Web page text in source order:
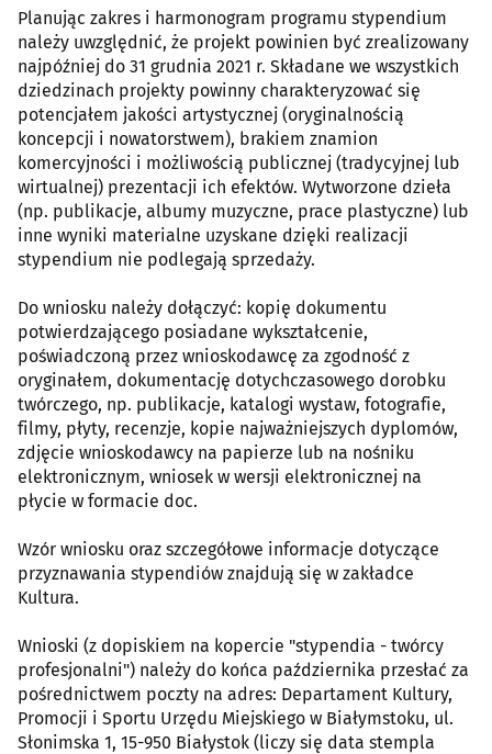
Planując zakres i harmonogram programu stypendium
należy uwzględnić, że projekt powinien być zrealizowany
najpóźniej do 31 grudnia 2021 r. Składane we wszystkich
dziedzinach projekty powinny charakteryzować się
potencjałem jakości artystycznej (oryginalnością
koncepcji i nowatorstwem), brakiem znamion
komercyjności i możliwością publicznej (tradycyjnej lub
wirtualnej) prezentacji ich efektów. Wytworzone dzieła
(np. publikacje, albumy muzyczne, prace plastyczne) lub
inne wyniki materialne uzyskane dzięki realizacji
stypendium nie podlegają sprzedaży.
Do wniosku należy dołączyć: kopię dokumentu
potwierdzającego posiadane wykształcenie,
poświadczoną przez wnioskodawcę za zgodność z
oryginałem, dokumentację dotychczasowego dorobku
twórczego, np. publikacje, katalogi wystaw, fotografie,
filmy, płyty, recenzje, kopie najważniejszych dyplomów,
zdjęcie wnioskodawcy na papierze lub na nośniku
elektronicznym, wniosek w wersji elektronicznej na
płycie w formacie doc.
Wzór wniosku oraz szczegółowe informacje dotyczące
przyznawania stypendiów znajdują się w zakładce
Kultura.
Wnioski (z dopiskiem na kopercie "stypendia - twórcy
profesjonalni") należy do końca października przesłać za
pośrednictwem poczty na adres: Departament Kultury,
Promocji i Sportu Urzędu Miejskiego w Białymstoku, ul.
Słonimska 1, 15-950 Białystok (liczy się data stempla